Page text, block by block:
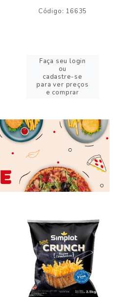
Código: 16635
Faça seu login
ou
cadastre-se
para ver preços
e comprar